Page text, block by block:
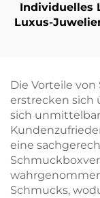
Individuelles
Luxus-
Lippenstift-
Tasche für
Die Vorteile
erstrecken sich
sich
eine
Schmucks,